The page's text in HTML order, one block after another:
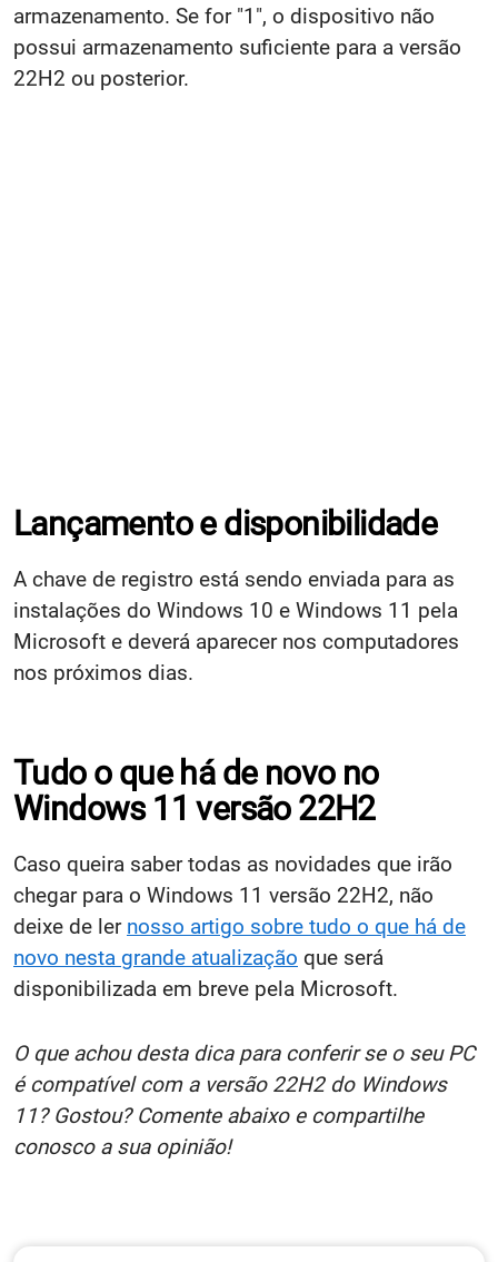
armazenamento. Se for "1", o dispositivo não
possui armazenamento suficiente para a versão
22H2 ou posterior.
Lançamento e disponibilidade
A chave de registro está sendo enviada para as
instalações do Windows 10 e Windows 11 pela
Microsoft e deverá aparecer nos computadores
nos próximos dias.
Tudo o que há de novo no
Windows 11 versão 22H2
Caso queira saber todas as novidades que irão
chegar para o Windows 11 versão 22H2, não
deixe de ler nosso artigo sobre tudo o que há de
novo nesta grande atualização que será
disponibilizada em breve pela Microsoft.
O que achou desta dica para conferir se o seu PC
é compatível com a versão 22H2 do Windows
11? Gostou? Comente abaixo e compartilhe
conosco a sua opinião!